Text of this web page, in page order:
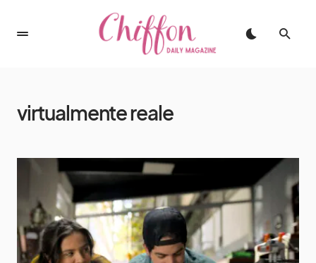
virtualmente reale